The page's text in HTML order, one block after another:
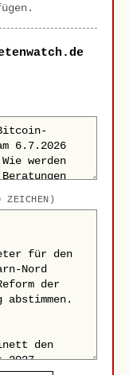
ZEICHEN)